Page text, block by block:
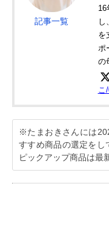
記事一覧
16
し
を
ポ
の
こ
※たまおきさんには
すすめ商品の選定をし
ピックアップ商品は最